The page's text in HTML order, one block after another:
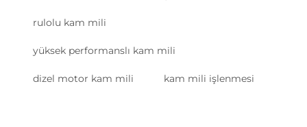
rulolu kam mili
yüksek performanslı kam mili
dizel motor kam mili kam mili işlenmesi